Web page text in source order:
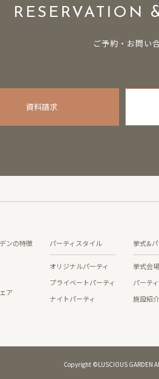
RESERVATION
ご予約・お問い
資料請求
ンの特徴
ア
パーティスタイル
オリジナルパーティ
プライベートパーティ
ナイトパーティ
挙式&
挙式会場
パーテ
施設紹介
Copyright ©LUSCIOUS GARDEN